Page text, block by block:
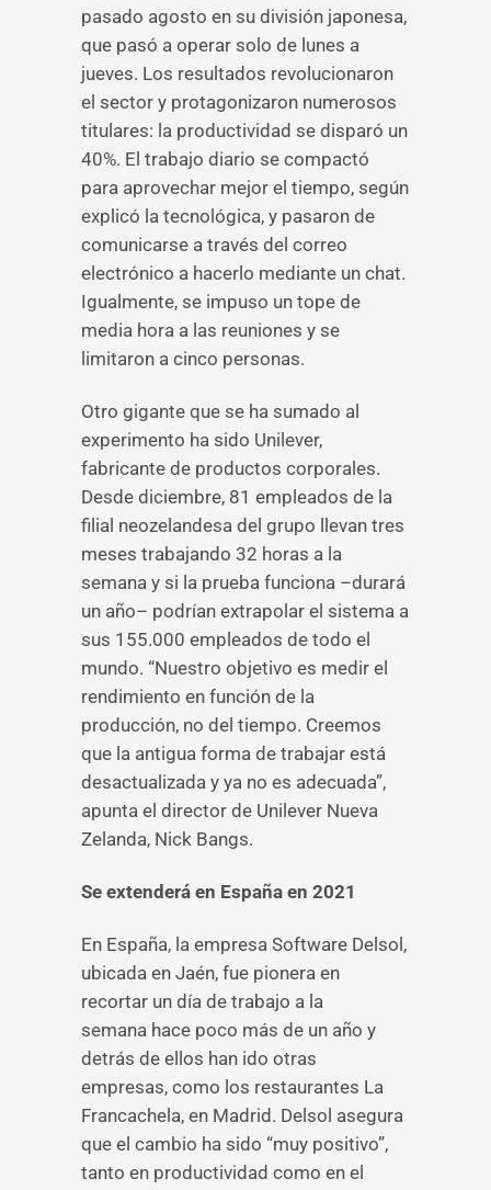
pasado agosto en su división japonesa,
que pasó a operar solo de lunes a
jueves. Los resultados revolucionaron
el sector y protagonizaron numerosos
titulares: la productividad se disparó un
40%. El trabajo diario se compactó
para aprovechar mejor el tiempo, según
explicó la tecnológica, y pasaron de
comunicarse a través del correo
electrónico a hacerlo mediante un chat.
Igualmente, se impuso un tope de
media hora a las reuniones y se
limitaron a cinco personas.
Otro gigante que se ha sumado al
experimento ha sido Unilever,
fabricante de productos corporales.
Desde diciembre, 81 empleados de la
filial neozelandesa del grupo llevan tres
meses trabajando 32 horas a la
semana y si la prueba funciona –durará
un año– podrían extrapolar el sistema a
sus 155.000 empleados de todo el
mundo. “Nuestro objetivo es medir el
rendimiento en función de la
producción, no del tiempo. Creemos
que la antigua forma de trabajar está
desactualizada y ya no es adecuada”,
apunta el director de Unilever Nueva
Zelanda, Nick Bangs.
Se extenderá en España en 2021
En España, la empresa Software Delsol,
ubicada en Jaén, fue pionera en
recortar un día de trabajo a la
semana hace poco más de un año y
detrás de ellos han ido otras
empresas, como los restaurantes La
Francachela, en Madrid. Delsol asegura
que el cambio ha sido “muy positivo”,
tanto en productividad como en el